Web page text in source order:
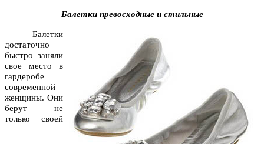
Балетки превосходные и стильные
Балетки
достаточно
быстро заняли
свое место в
гардеробе
современной
женщины. Они
берут не
только своей